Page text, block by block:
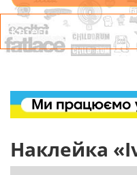
Категорії
Наклейка